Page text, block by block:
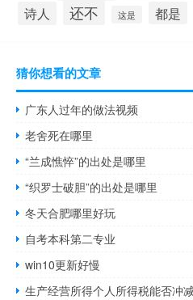
诗人 还不 这是 都是
猜你想看的文章
广东人过年的做法视频
老舍死在哪里
“兰成憔悴”的出处是哪里
“织罗士破胆”的出处是哪里
冬天合肥哪里好玩
自考本科第二专业
win10更新好慢